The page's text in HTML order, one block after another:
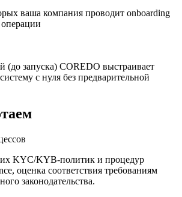
ваша компания проводит onboarding
(до запуска) COREDO выстраивает
с нуля без предварительной
KYC/KYB-политик и процедур
оценка соответствия требованиям
законодательства.